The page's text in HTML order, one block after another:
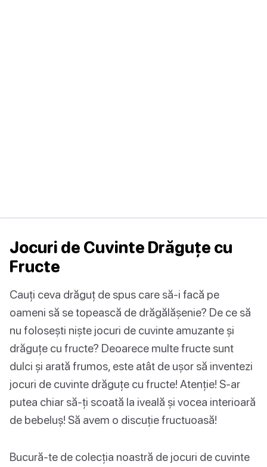
Jocuri de Cuvinte Drăguțe cu
Fructe
Cauți ceva drăguț de spus care să-i facă pe
oameni să se topească de drăgălășenie? De ce să
nu folosești niște jocuri de cuvinte amuzante și
drăguțe cu fructe? Deoarece multe fructe sunt
dulci și arată frumos, este atât de ușor să inventezi
jocuri de cuvinte drăguțe cu fructe! Atenție! S-ar
putea chiar să-ți scoată la iveală și vocea interioară
de bebeluș! Să avem o discuție fructuoasă!
Bucură-te de colecția noastră de jocuri de cuvinte